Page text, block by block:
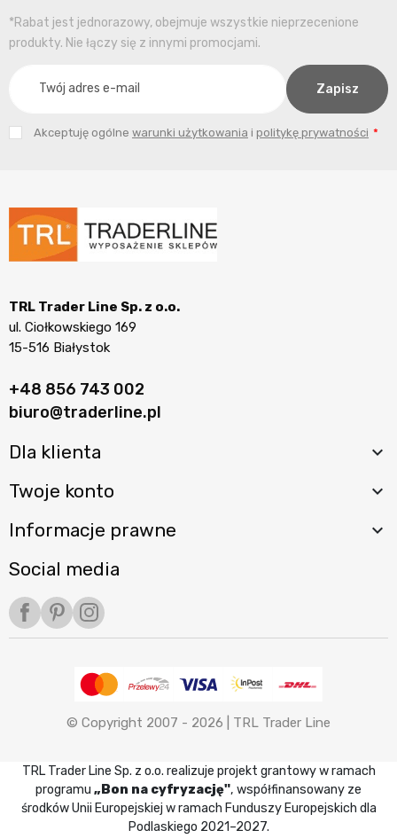
*Rabat jest jednorazowy, obejmuje wszystkie nieprzecenione
produkty. Nie łączy się z innymi promocjami.
Akceptuję ogólne warunki użytkowania i politykę prywatności
TRL Trader Line Sp. z o.o.
ul. Ciołkowskiego 169
15-516 Białystok
+48 856 743 002
biuro@traderline.pl
Dla klienta 
Twoje konto 
Informacje prawne 
Social media
Facebook
PinterestInstagram
© Copyright 2007 - 2026 | TRL Trader Line
TRL Trader Line Sp. z o.o. realizuje projekt grantowy w ramach
programu „Bon na cyfryzację", współfinansowany ze
środków Unii Europejskiej w ramach Funduszy Europejskich dla
Podlaskiego 2021–2027.